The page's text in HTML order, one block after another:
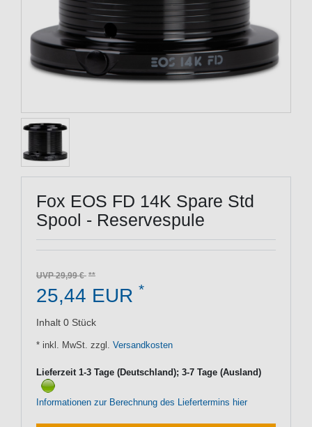
Fox EOS FD 14K Spare Std
Spool - Reservespule
UVP 29,99 €
25,44 EUR *
Inhalt 0 Stück
* inkl. MwSt. zzgl. Versandkosten
Lieferzeit 1-3 Tage (Deutschland); 3-7 Tage (Ausland)
Informationen zur Berechnung des Liefertermins hier